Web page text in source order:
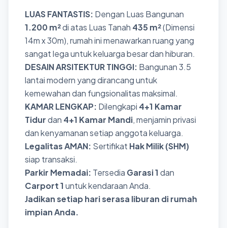
LUAS FANTASTIS: Dengan Luas Bangunan
1.200 m²di atas Luas Tanah 435 m²(Dimensi
14m x 30m), rumah ini menawarkan ruang yang
sangat lega untuk keluarga besar dan hiburan.
DESAIN ARSITEKTUR TINGGI: Bangunan 3.5
lantai modern yang dirancang untuk
kemewahan dan fungsionalitas maksimal.
KAMAR LENGKAP: Dilengkapi 4+1 Kamar
Tidurdan 4+1 Kamar Mandi, menjamin privasi
dan kenyamanan setiap anggota keluarga.
Legalitas AMAN: Sertifikat Hak Milik (SHM)
siap transaksi.
Parkir Memadai: Tersedia Garasi 1dan
Carport 1untuk kendaraan Anda.
Jadikan setiap hari serasa liburan di rumah
impian Anda.